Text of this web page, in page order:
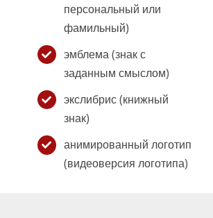
персональный или
фамильный)
эмблема (знак с
заданным смыслом)
экслибрис (книжный
знак)
анимированный логотип
(видеоверсия логотипа)